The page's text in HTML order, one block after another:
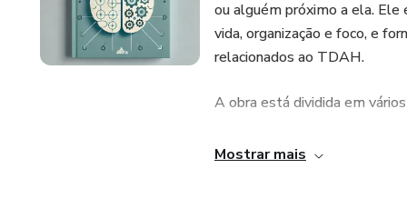
ou alguém próximo a ela.
vida, organização e foco, e
relacionados ao TDAH.
A obra está dividida em
1. Compreensão do TDAH:
Mostrar mais